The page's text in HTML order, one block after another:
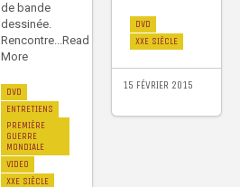
de bande
dessinée.
Rencontre...Read
More
DVD
ENTRETIENS
PREMIÈRE
GUERRE
MONDIALE
VIDEO
XXE SIÈCLE
DVD
XXE SIÈCLE
15 FÉVRIER 2015